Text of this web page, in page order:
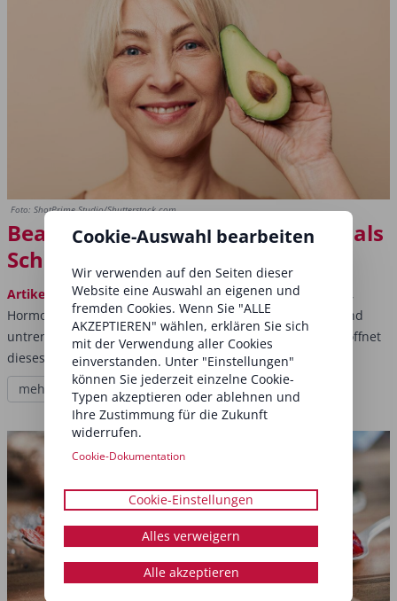
Foto: ShotPrime Studio/Shutterstock.com
Beauty from within – Ernährung als
Schlüssel
Artikel
Immer deutlicher zeigt sich: Hautzustand, Energie,
Hormone, Ernährung, Stresslevel und ­mentale Balance sind
untrennbar miteinander verbunden. Für Beauty-Profis eröffnet
dieses ­Wissen neue...
mehr lesen
Cookie-Auswahl bearbeiten
Wir verwenden auf den Seiten dieser
Website eine Auswahl an eigenen und
fremden Cookies. Wenn Sie "ALLE
AKZEPTIEREN" wählen, erklären Sie sich
mit der Verwendung aller Cookies
einverstanden. Unter "Einstellungen"
können Sie jederzeit einzelne Cookie-
Typen akzeptieren oder ablehnen und
Ihre Zustimmung für die Zukunft
widerrufen.
Cookie-Dokumentation
Cookie-Einstellungen
Alles verweigern
Alle akzeptieren